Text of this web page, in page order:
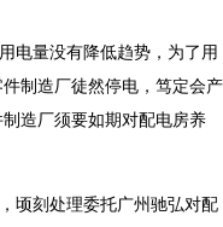
电量没有降低趋势，为了用
制造厂徒然停电，笃定会产
造厂须要如期对配电房养
顷刻处理委托广州驰弘对配